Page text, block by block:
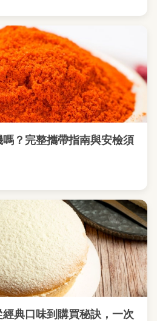
？完整攜帶指南與安檢須
典口味到購買秘訣，一次